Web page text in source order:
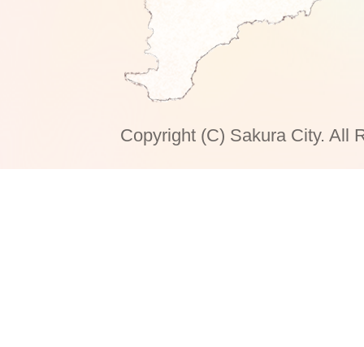
Copyright (C) Sakura City. All